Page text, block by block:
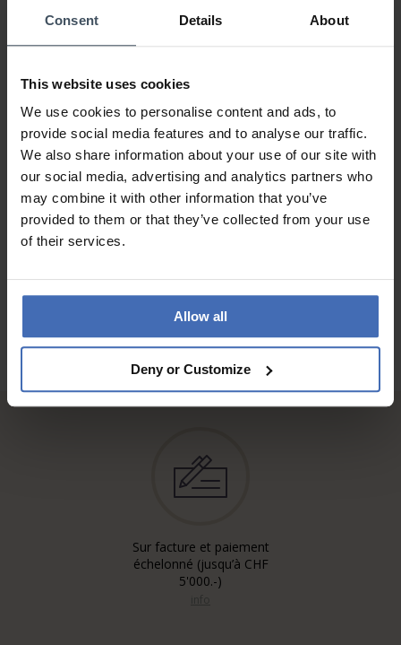
Consent Details About
This website uses cookies
We use cookies to personalise content and ads, to
provide social media features and to analyse our traffic.
We also share information about your use of our site with
our social media, advertising and analytics partners who
may combine it with other information that you’ve
provided to them or that they’ve collected from your use
of their services.
Allow all
Deny or Customize
Avis par Janet dimanche, 19 octobre 2025
VALEUR-PRIX
QUALITÉ
AUX AVIS DES CLIENTS
Sur facture et paiement
échelonné (jusqu’à CHF
5'000.-)